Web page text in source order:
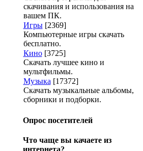
скачивания и использования на
вашем ПК.
Игры [2369]
Компьютерные игры скачать
бесплатно.
Кино [3725]
Скачать лучшее кино и
мультфильмы.
Музыка [17372]
Скачать музыкальные альбомы,
сборники и подборки.
Опрос посетителей
Что чаще вы качаете из
интернета?